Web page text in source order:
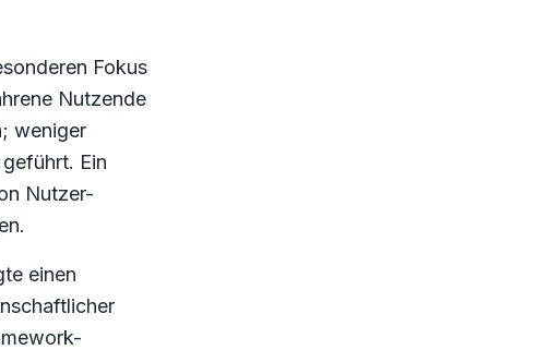
Fokus
Nutzende
weniger
Ein
Nutzer-
einen